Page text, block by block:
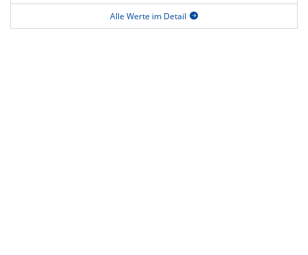
Alle Werte im Detail